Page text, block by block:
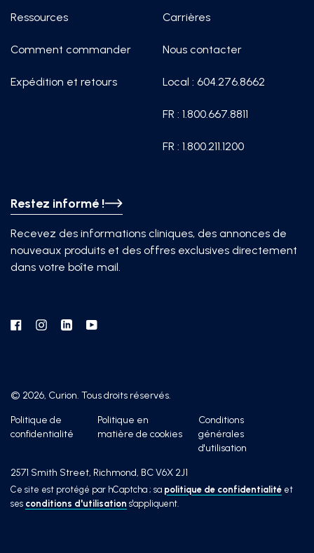
Restez informé !
Recevez des informations cliniques, des annonces de
nouveaux produits et des offres exclusives directement
dans votre boîte mail.
Facebook
Instagram
LinkedinYouTube
Ressources
Comment commander
Expédition et retours
Carrières
Nous contacter
Local : 604.276.8662
FR : 1.800.667.8811
FR : 1.800.211.1200
© 2026, Curion. Tous droits réservés.
Politique de
confidentialité
Politique en
matière de cookies
Conditions
générales
d'utilisation
2571 Smith Street, Richmond, BC V6X 2J1
Ce site est protégé par hCaptcha ; sa politique de confidentialité et
ses conditions d'utilisation s'appliquent.